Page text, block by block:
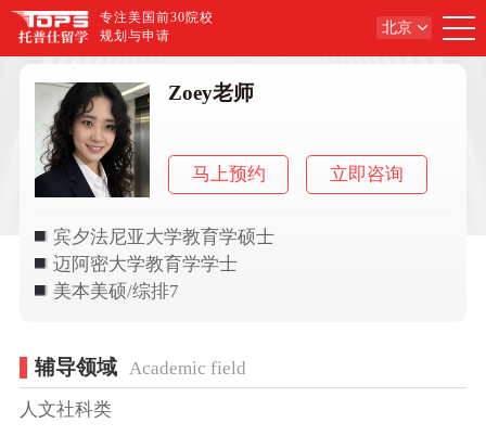
专注美国前30院校
规划与申请
北京
Zoey老师
马上预约 立即咨询
宾夕法尼亚大学教育学硕士
迈阿密大学教育学学士
美本美硕/综排7
辅导领域 Academic field
人文社科类